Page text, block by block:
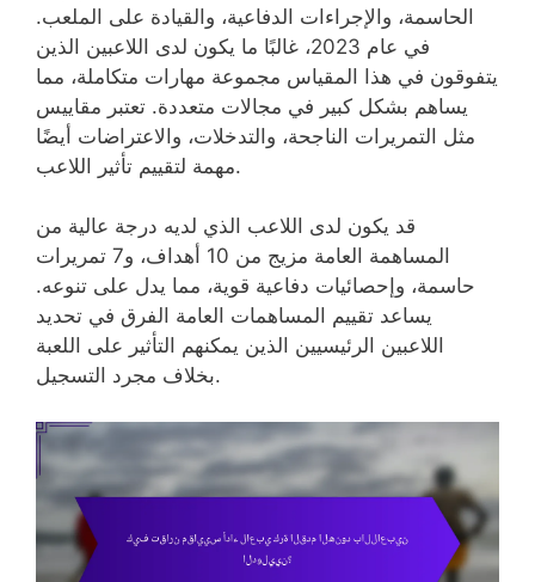
الحاسمة، والإجراءات الدفاعية، والقيادة على الملعب.
في عام 2023، غالبًا ما يكون لدى اللاعبين الذين
يتفوقون في هذا المقياس مجموعة مهارات متكاملة، مما
يساهم بشكل كبير في مجالات متعددة. تعتبر مقاييس
مثل التمريرات الناجحة، والتدخلات، والاعتراضات أيضًا
مهمة لتقييم تأثير اللاعب.
قد يكون لدى اللاعب الذي لديه درجة عالية من
المساهمة العامة مزيج من 10 أهداف، و7 تمريرات
حاسمة، وإحصائيات دفاعية قوية، مما يدل على تنوعه.
يساعد تقييم المساهمات العامة الفرق في تحديد
اللاعبين الرئيسيين الذين يمكنهم التأثير على اللعبة
بخلاف مجرد التسجيل.